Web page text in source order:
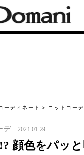
ーディネート ニットコーデ
デ 2021.01.29
顔色をパッ